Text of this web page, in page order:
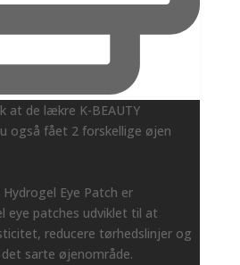
at de lækre K-BEAUTY
også fået 2 forskellige øjen
Eye Patch er
eye patches udviklet til at
reducere tørhedslinjer og
sarte øjenområde.